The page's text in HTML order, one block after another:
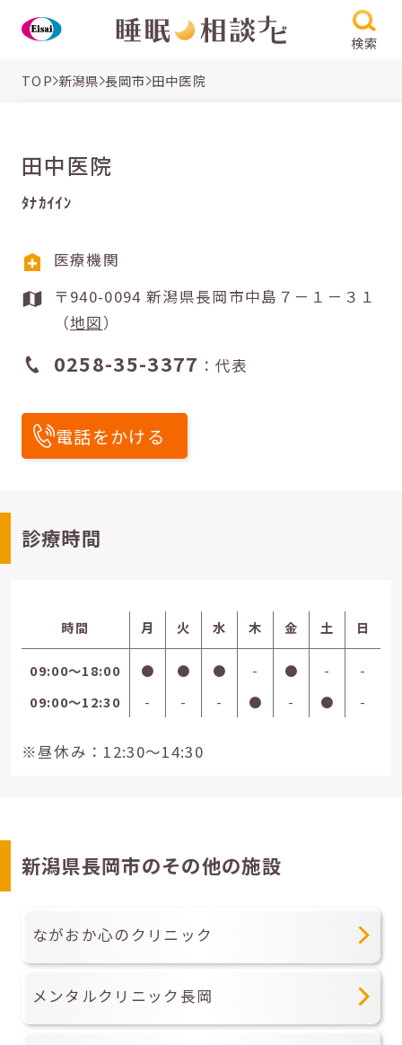
検索
TOP 新潟県 長岡市 田中医院
田中医院
ﾀﾅｶｲｲﾝ
医療機関
〒940-0094 新潟県長岡市中島７－１－３１
（地図）
0258-35-3377 ：代表
電話をかける
診療時間
時間 月 火 水 木 金 土 日
09:00〜18:00 ● ● ● - ● -
-
09:00〜12:30
- - - ● - ● -
※昼休み：12:30～14:30
新潟県長岡市のその他の施設
ながおか心のクリニック
メンタルクリニック長岡